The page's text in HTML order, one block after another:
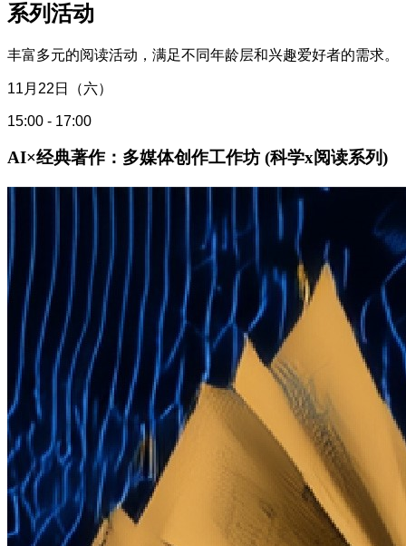
系列活动
丰富多元的阅读活动，满足不同年龄层和兴趣爱好者的需求。
11月22日（六）
15:00 - 17:00
AI×经典著作：多媒体创作工作坊 (科学x阅读系列)